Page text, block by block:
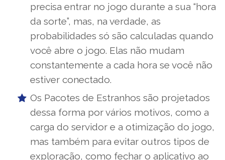
precisa entrar no jogo durante a sua “hora
da sorte”, mas, na verdade, as
probabilidades só são calculadas quando
você abre o jogo. Elas não mudam
constantemente a cada hora se você não
estiver conectado.
Os Pacotes de Estranhos são projetados
dessa forma por vários motivos, como a
carga do servidor e a otimização do jogo,
mas também para evitar outros tipos de
exploração, como fechar o aplicativo ao